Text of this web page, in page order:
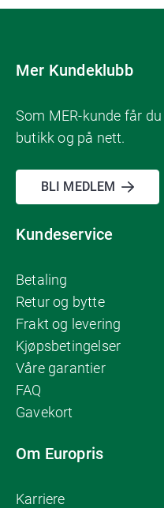
Mer Kundeklubb
Som MER-kunde får
butikk og på nett.
BLI MEDLEM
Kundeservice
Betaling
Retur og bytte
Frakt og levering
Kjøpsbetingelser
Våre garantier
FAQ
Gavekort
Om Europris
Karriere